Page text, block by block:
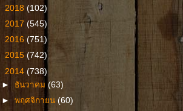
2018 (102)
2017 (545)
2016 (751)
2015 (742)
2014 (738)
► ธันวาคม(63)
►พฤศจิกายน(60)